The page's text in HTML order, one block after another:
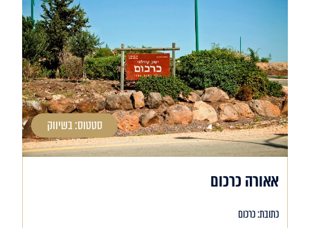
סטטוס: בשיווק
אאורה כרכום
כתובת: כרכום